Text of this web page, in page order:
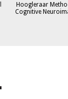
Hoogleraar
Cognitive